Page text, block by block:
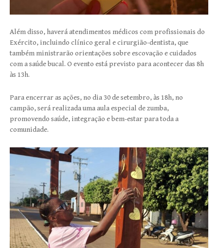
Além disso, haverá atendimentos médicos com profissionais do
Exército, incluindo clínico geral e cirurgião-dentista, que
também ministrarão orientações sobre escovação e cuidados
com a saúde bucal. O evento está previsto para acontecer das 8h
às 13h.
Para encerrar as ações, no dia 30 de setembro, às 18h, no
campão, será realizada uma aula especial de zumba,
promovendo saúde, integração e bem-estar para toda a
comunidade.